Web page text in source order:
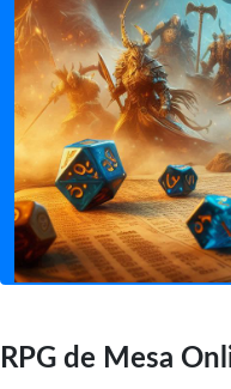
RPG de Mesa